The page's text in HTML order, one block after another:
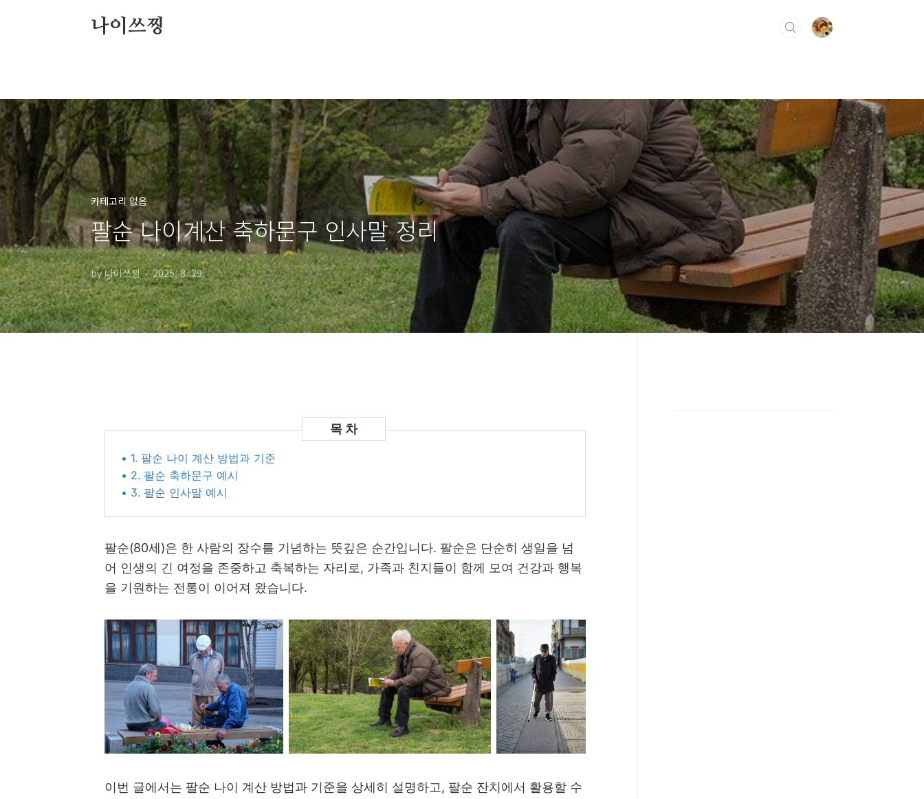
나이쓰찡
카테고리 없음
팔순 나이계산 축하문구 인사말 정리
by 나이쓰찡 2025. 8. 29.
• 1. 팔순 나이 계산 방법과 기준
• 2. 팔순 축하문구 예시
• 3. 팔순 인사말 예시
팔순(80세)은 한 사람의 장수를 기념하는 뜻깊은 순간입니다. 팔순은 단순히 생일을 넘
어 인생의 긴 여정을 존중하고 축복하는 자리로, 가족과 친지들이 함께 모여 건강과 행복
을 기원하는 전통이 이어져 왔습니다.
이번 글에서는 팔순 나이 계산 방법과 기준을 상세히 설명하고, 팔순 잔치에서 활용할 수